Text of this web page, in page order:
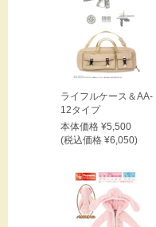
ライフルケース＆AA-
12タイプ
本体価格 ¥5,500
(税込価格 ¥6,050)